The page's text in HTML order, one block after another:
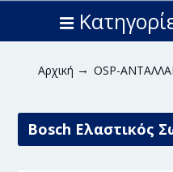
Αρχική OSP-
Bosch Ελαστικός